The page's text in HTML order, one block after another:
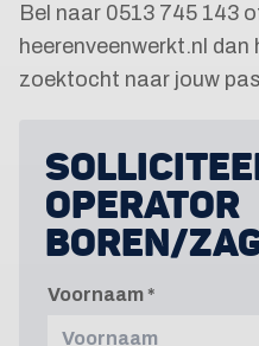
Bel naar 0513 745 143
heerenveenwerkt.nl dan
zoektocht naar jouw
OPERATOR
BOREN/
Voornaam